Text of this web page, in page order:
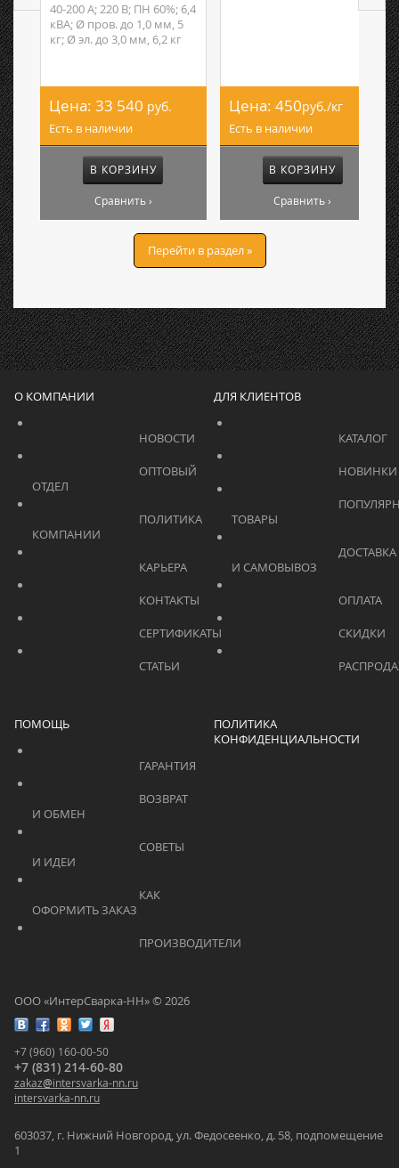
40-200 А; 220 В; ПН 60%; 6,4
кВА; Ø пров. до 1,0 мм, 5
кг; Ø эл. до 3,0 мм, 6,2 кг
Цена: 33 540 руб.
Есть в наличии
В КОРЗИНУ
Сравнить ›
Цена: 450руб./кг
Есть в наличии
В КОРЗИНУ
Сравнить ›
Перейти в раздел »
ООО «ИнтерСварка-НН» © 2026
+7 (960) 160-00-50
+7 (831) 214-60-80
zakaz@intersvarka-nn.ru
intersvarka-nn.ru
603037, г. Нижний Новгород, ул. Федосеенко, д. 58, подпомещение
1
О КОМПАНИИ
			    		КАРЬЕРА
ДЛЯ КЛИЕНТОВ
ПОМОЩЬ
ПОЛИТИКА
КОНФИДЕНЦИАЛЬНОСТИ